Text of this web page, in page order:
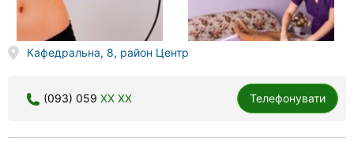
Запоріжжя
Дніпро
Ріг
Кафедральна, 8, район Центр
(093) 059 XX XX Телефонувати